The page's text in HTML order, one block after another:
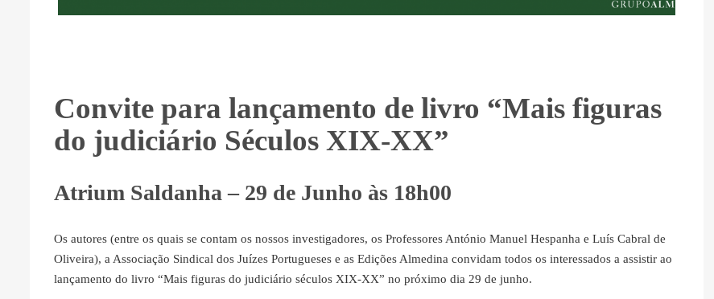
Convite para lançamento de livro “Mais figuras
do judiciário Séculos XIX-XX”
Atrium Saldanha – 29 de Junho às 18h00
Os autores (entre os quais se contam os nossos investigadores, os Professores António Manuel Hespanha e Luís Cabral de
Oliveira), a Associação Sindical dos Juízes Portugueses e as Edições Almedina convidam todos os interessados a assistir ao
lançamento do livro “Mais figuras do judiciário séculos XIX-XX” no próximo dia 29 de junho.